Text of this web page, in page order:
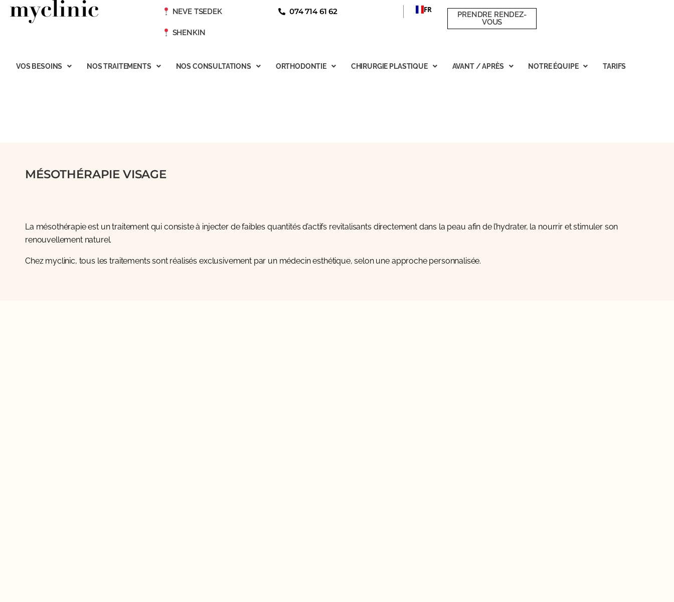
NEVE TSEDEK
SHENKIN
074 714 61 62 FR
PRENDRE RENDEZ-
VOUS
VOS BESOINS NOS TRAITEMENTS NOS CONSULTATIONS ORTHODONTIE CHIRURGIE PLASTIQUE AVANT / APRÈS NOTRE ÉQUIPE TARIFS
MÉSOTHÉRAPIE VISAGE
La mésothérapie est un traitement qui consiste à injecter de faibles quantités d’actifs revitalisants directement dans la peau afin de l’hydrater, la nourrir et stimuler son
renouvellement naturel.
Chez myclinic, tous les traitements sont réalisés exclusivement par un médecin esthétique, selon une approche personnalisée.